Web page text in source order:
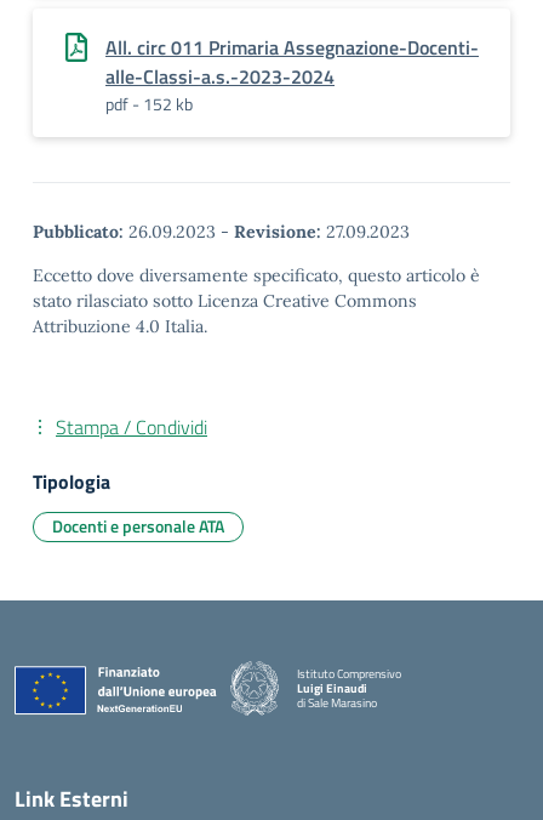
All. circ 011 Primaria Assegnazione-Docenti-
alle-Classi-a.s.-2023-2024
pdf - 152 kb
Pubblicato: 26.09.2023 - Revisione: 27.09.2023
Eccetto dove diversamente specificato, questo articolo è
stato rilasciato sotto Licenza Creative Commons
Attribuzione 4.0 Italia.
Stampa / Condividi
Tipologia
Docenti e personale ATA
Istituto Comprensivo
Luigi Einaudi
di Sale Marasino
Link Esterni